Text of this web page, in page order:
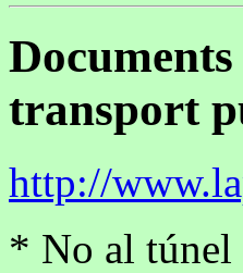
transport
http://
* No al